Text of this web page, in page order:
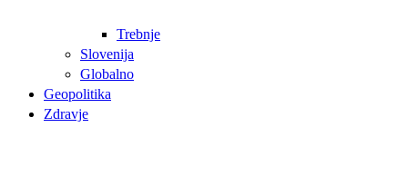
Trebnje
Slovenija
Globalno
Geopolitika
Zdravje